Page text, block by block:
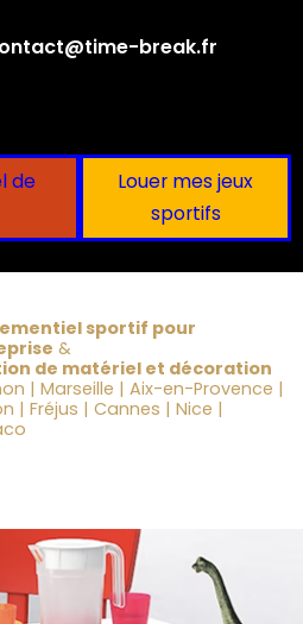
break.fr
de
Louer mes jeux
sportifs
sportif pour
&
de matériel et décoration
| Marseille | Aix-en-Provence |
| Fréjus | Cannes | Nice |